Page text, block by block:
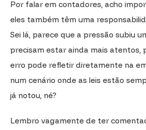
Por falar em contadores, acho
eles também têm uma
Sei lá, parece que a pressão subiu
precisam estar ainda mais atentos,
erro pode refletir diretamente na
num cenário onde as leis estão
já notou, né?
Lembro vagamente de ter